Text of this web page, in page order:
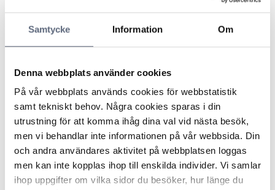
Samtycke Information Om
Denna webbplats använder cookies
På vår webbplats används cookies för webbstatistik
samt tekniskt behov. Några cookies sparas i din
utrustning för att komma ihåg dina val vid nästa besök,
men vi behandlar inte informationen på vår webbsida. Din
och andra användares aktivitet på webbplatsen loggas
men kan inte kopplas ihop till enskilda individer. Vi samlar
ihop uppgifter om vilka sidor du besöker, hur länge du
Konsumenten menade att den avtalade bindningstiden
endast var en månad.
avtalet utan menade att den orderbekräftelse som
skickats ut till konsumenten fick anses utgöra grund för
avtalet.
ARN inledde med att konstatera att då konsumenten
och operatören hade olika uppfattningar om vad som
avtalats gällande bindningstiden är det operatören som
har bevisbördan, alltså som ska kunna visa att dennes
version av avtalet är riktig. ARN konstaterade därefter
operatören endast hade en orderbekräftelse till stöd för